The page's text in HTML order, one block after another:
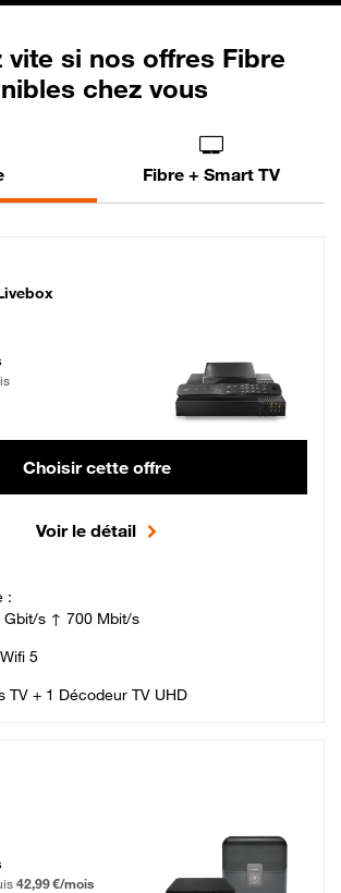
vite si nos offres Fibre
chez vous
Fibre + Smart TV
Livebox Lite Fibre
Choisir cette offre
Voir le détail
:
s ↑ 700 Mbit/s
5
TV + 1 Décodeur TV UHD
Fibre
12 mois puis 42,99 € par mois, Engagement 12 mois
42,99 €/mois